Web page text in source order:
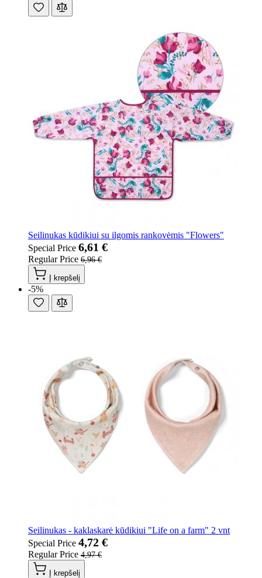
Seilinukas kūdikiui su ilgomis rankovėmis "Flowers"
Special Price 6,61 €
Regular Price 6,96 €
Į krepšelį
-5%
Seilinukas - kaklaskarė kūdikiui "Life on a farm" 2 vnt
Special Price 4,72 €
Regular Price 4,97 €
Į krepšelį